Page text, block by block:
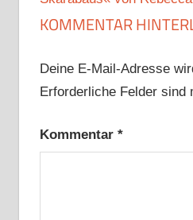
KOMMENTAR
Deine E-Mail-Adresse
Erforderliche Felder sind
Kommentar *